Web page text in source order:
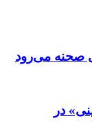
صحنه می‌رود
در